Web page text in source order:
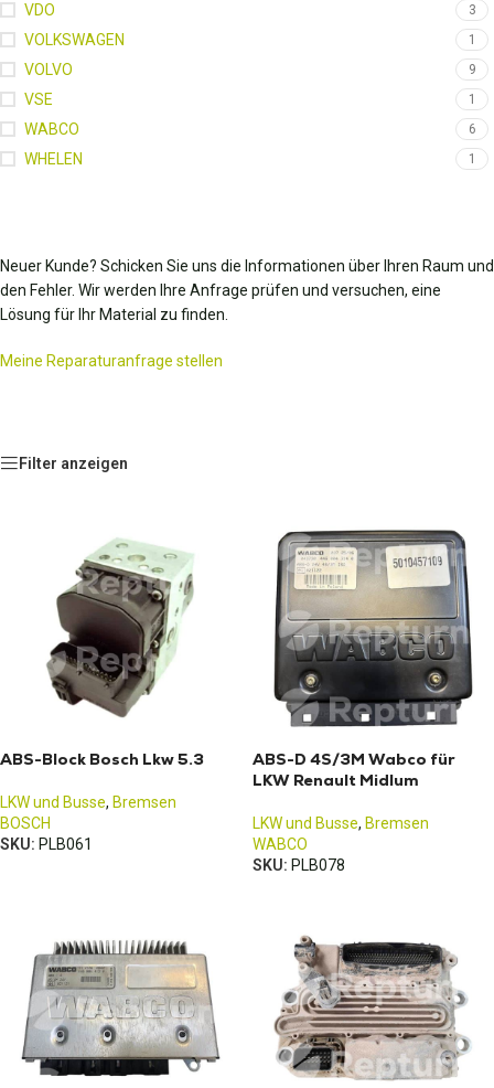
VDO 3
VOLKSWAGEN 1
VOLVO 9
VSE 1
WABCO 6
WHELEN 1
Neuer Kunde? Schicken Sie uns die Informationen über Ihren Raum und
den Fehler. Wir werden Ihre Anfrage prüfen und versuchen, eine
Lösung für Ihr Material zu finden.
Meine Reparaturanfrage stellen
Filter anzeigen
ABS-Block Bosch Lkw 5.3
LKW und Busse, Bremsen
BOSCH
SKU: PLB061
ABS-D 4S/3M Wabco für
LKW Renault Midlum
LKW und Busse, Bremsen
WABCO
SKU: PLB078